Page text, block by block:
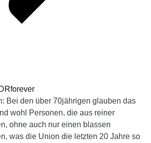
Bei den über 70jährigen glauben das
wohl Personen, die aus reiner
ohne auch nur einen blassen
was die Union die letzten 20 Jahre so